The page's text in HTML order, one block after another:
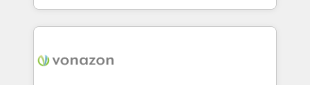
auprès de vos comptes existants. En France et à
l'international, nous travaillons avec des ETI
delà d’une simple transformation digitale et des